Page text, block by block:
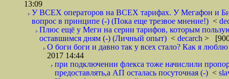
13:09
У ВСЕХ операторов на ВСЕХ тарифах. У Мегафон и Би
вопрос в принципе (-) (Пока еще трезвое мнение!) <
Плюс ещё у Меги на серии тарифов, которым
оставшимся дням (-) (Личный опыт) < decarch >
О боги боги и давно так у всех стало? Как я
2017 14:44
при подключении флекса тоже начислили
предоставлять,а АП осталась посуточная (-) <